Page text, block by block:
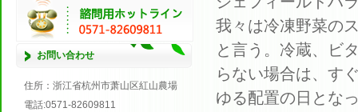
お問い合わせ
住所 ：浙江省杭州市萧山区紅山農場
電話:0571-82609811
我々は冷凍野菜の
と言う 。 冷蔵、
ビ
らない場合は、す
ゆる配置の 日 とな